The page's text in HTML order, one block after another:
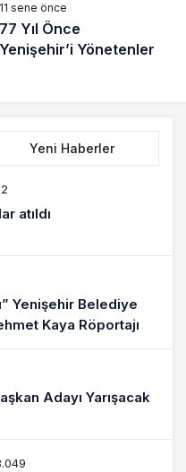
11 sene önce
77 Yıl Önce
Yenişehir’i Yönetenler
Yeni Haberler
atıldı
Yenişehir Belediye
Adayı Mehmet Kaya Röportajı
Adayı Yarışacak